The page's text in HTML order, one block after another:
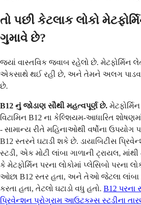
તો પછી કેટલાક લોકો
ગુમાવે છે?
જ્યાં વાસ્તવિક જવાબ રહેલો છે. મેટફોર્મિન
એકસાથે થઈ રહી છે, અને તેમને અલગ
છે.
B12 નું જોડાણ સૌથી મહત્વપૂર્ણ છે.
વિટામિન B12 ના કેલ્શિયમ-આધારિત
- સામાન્ય રીતે મહિનાઓથી વર્ષોના ઉપયોગ
B12 સ્તરને ઘટાડી શકે છે. ડાયાબિટીસ
સ્ટડી, એક મોટી લાંબા ગાળાની ટ્રાયલ,
કે મેટફોર્મિન પરના લોકોમાં પ્લેસિબો પરના
ઓછા B12 સ્તર હતા, અને તેઓ જેટલા
કરતા હતા, તેટલો ઘટાડો વધુ હતો. B12 પરના
પ્રિવેન્શન પ્રોગ્રામ આઉટકમ્સ સ્ટડીના